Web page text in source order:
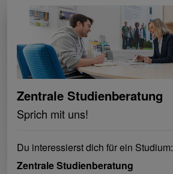
Zentrale Studienberatung
Sprich mit uns!
Du interessierst dich für ein Studium:
Zentrale Studienberatung